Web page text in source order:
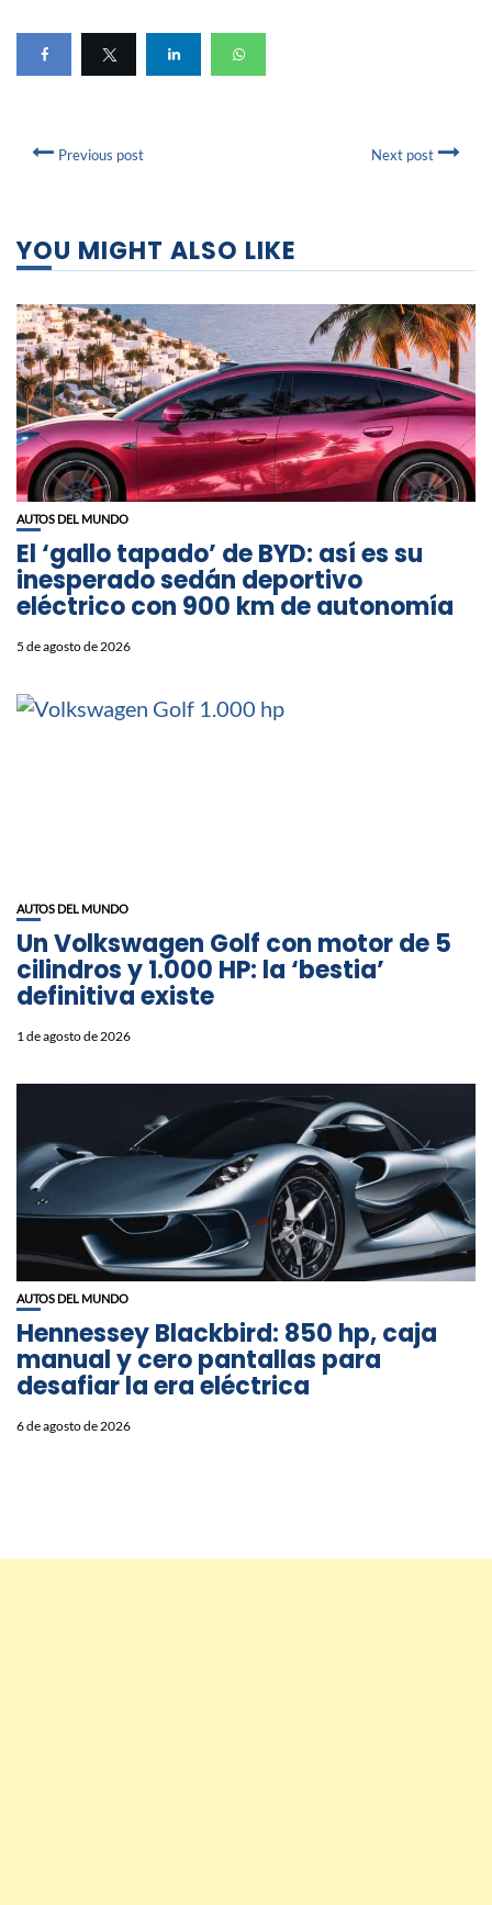
Previous post Next post
YOU MIGHT ALSO LIKE
AUTOS DEL MUNDO
El ‘gallo tapado’ de BYD: así es su
inesperado sedán deportivo
eléctrico con 900 km de autonomía
5 de agosto de 2026
AUTOS DEL MUNDO
Un Volkswagen Golf con motor de 5
cilindros y 1.000 HP: la ‘bestia’
definitiva existe
1 de agosto de 2026
AUTOS DEL MUNDO
Hennessey Blackbird: 850 hp, caja
manual y cero pantallas para
desafiar la era eléctrica
6 de agosto de 2026